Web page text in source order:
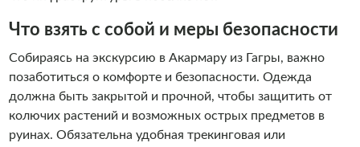
Что взять с собой и меры безопасности
Собираясь на экскурсию в Акармару из Гагры, важно
позаботиться о комфорте и безопасности. Одежда
должна быть закрытой и прочной, чтобы защитить от
колючих растений и возможных острых предметов в
руинах. Обязательна удобная трекинговая или